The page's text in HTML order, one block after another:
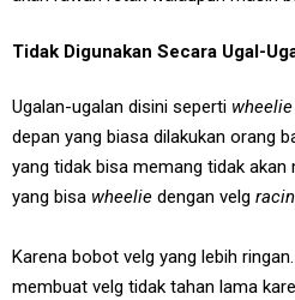
Tidak Digunakan Secara Ugal-
Ugalan-ugalan disini seperti wheelie
depan yang biasa dilakukan orang
yang tidak bisa memang tidak akan
yang bisa wheelie dengan velg
Karena bobot velg yang lebih
membuat velg tidak tahan lama